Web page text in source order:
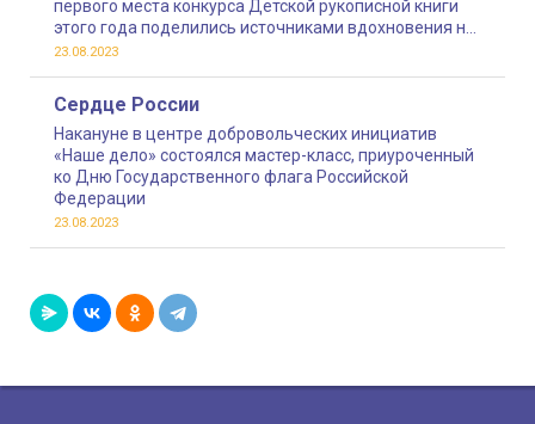
первого места конкурса Детской рукописной книги
этого года поделились источниками вдохновения на
создание своих потрясающих работ и творческими
23.08.2023
Сердце России
Накануне в центре добровольческих инициатив
«Наше дело» состоялся мастер-класс, приуроченный
ко Дню Государственного флага Российской
Федерации
23.08.2023